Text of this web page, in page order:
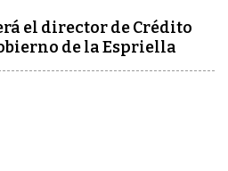
el director de Crédito
de la Espriella